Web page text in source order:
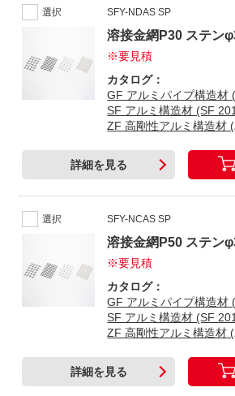
選択 SFY-NDAS SP
溶接金網P30 ステン
※要見積
カタログ：
GF アルミパイプ構造材
SF アルミ構造材 (SF
ZF 高剛性アルミ構造材
詳細を見る
選択 SFY-NCAS SP
溶接金網P50 ステン
※要見積
カタログ：
GF アルミパイプ構造材
SF アルミ構造材 (SF
ZF 高剛性アルミ構造材
詳細を見る